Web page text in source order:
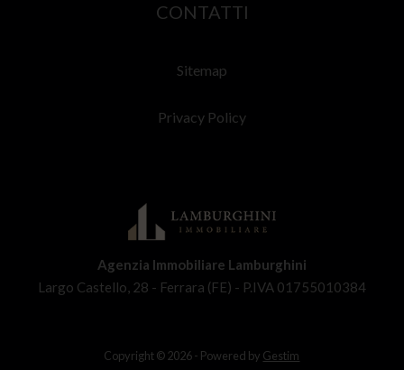
CONTATTI
Sitemap
Privacy Policy
Agenzia Immobiliare Lamburghini
Largo Castello, 28 - Ferrara (FE) - P.IVA 01755010384
Copyright © 2026 - Powered by Gestim